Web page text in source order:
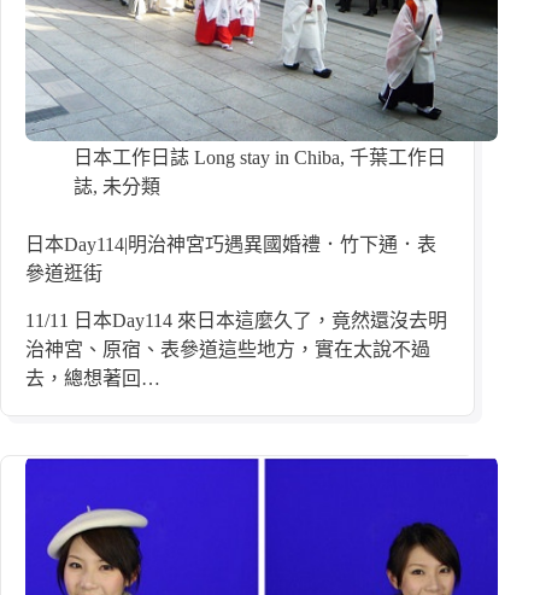
日本工作日誌 Long stay in Chiba, 千葉工作日
誌, 未分類
日本Day114|明治神宮巧遇異國婚禮．竹下通．表
參道逛街
11/11 日本Day114 來日本這麼久了，竟然還沒去明
治神宮、原宿、表參道這些地方，實在太說不過
去，總想著回…